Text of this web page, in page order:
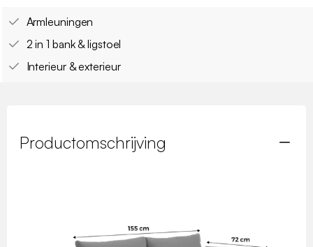
Armleuningen
2 in 1 bank & ligstoel
Interieur & exterieur
Productomschrijving